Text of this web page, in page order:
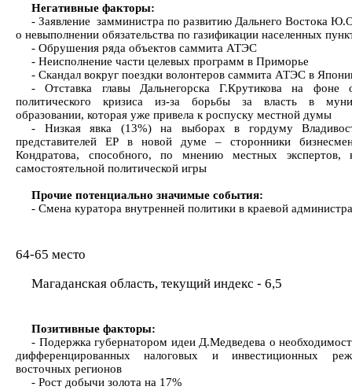
Негативные факторы:
- Заявление замминистра по развитию Дальнего Востока
о невыполнении обязательства по газификации населенных
- Обрушения ряда объектов саммита АТЭС
- Неисполнение части целевых программ в Приморье
- Скандал вокруг поездки волонтеров саммита АТЭС в
- Отставка главы Дальнегорска Г.Крутикова на фоне
политического кризиса из-за борьбы за власть в
образовании, которая уже привела к роспуску местной думы
- Низкая явка (13%) на выборах в гордуму
представителей ЕР в новой думе – сторонники
Кондратова, способного, по мнению местных экспертов,
самостоятельной политической игры
Прочие потенциально значимые события:
- Смена куратора внутренней политики в краевой
64-65 место
Магаданская область, текущий индекс - 6,5
Позитивные факторы:
- Подержка губернатором идеи Д.Медведева о
дифференцированных налоговых и инвестиционных
восточных регионов
- Рост добычи золота на 17%